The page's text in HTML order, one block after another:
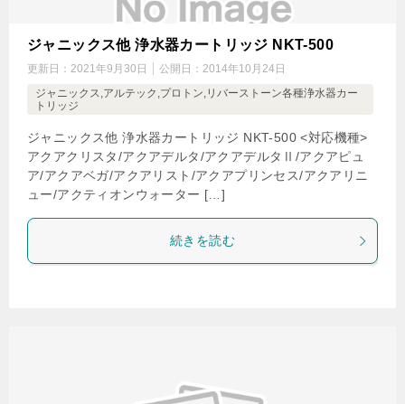
ジャニックス他 浄水器カートリッジ NKT-500
更新日： 2021年9月30日 公開日： 2014年10月24日
ジャニックス,アルテック,プロトン,リバーストーン各種浄水器カー
トリッジ
ジャニックス他 浄水器カートリッジ NKT-500 <対応機種>
アクアクリスタ/アクアデルタ/アクアデルタⅡ/アクアピュ
ア/アクアベガ/アクアリスト/アクアプリンセス/アクアリニ
ュー/アクティオンウォーター […]
続きを読む